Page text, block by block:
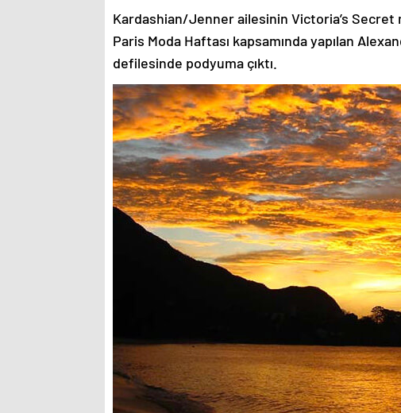
Kardashian/Jenner ailesinin Victoria’s
Paris Moda Haftası kapsamında yapılan
defilesinde podyuma çıktı.